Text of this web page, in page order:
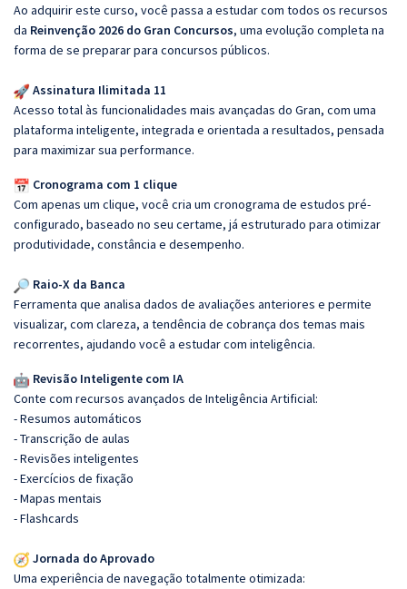
Ao adquirir este curso, você passa a estudar com todos os recursos
da Reinvenção 2026 do Gran Concursos, uma evolução completa na
forma de se preparar para concursos públicos.
Assinatura Ilimitada 11
Acesso total às funcionalidades mais avançadas do Gran, com uma
plataforma inteligente, integrada e orientada a resultados, pensada
para maximizar sua performance.
Cronograma com 1 clique
Com apenas um clique, você cria um cronograma de estudos pré-
configurado, baseado no seu certame, já estruturado para otimizar
produtividade, constância e desempenho.
Raio-X da Banca
Ferramenta que analisa dados de avaliações anteriores e permite
visualizar, com clareza, a tendência de cobrança dos temas mais
recorrentes, ajudando você a estudar com inteligência.
Revisão Inteligente com IA
Conte com recursos avançados de Inteligência Artificial:
- Resumos automáticos
- Transcrição de aulas
- Revisões inteligentes
- Exercícios de fixação
- Mapas mentais
- Flashcards
Jornada do Aprovado
Uma experiência de navegação totalmente otimizada: